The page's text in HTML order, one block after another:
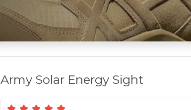
Army Solar Energy Sight